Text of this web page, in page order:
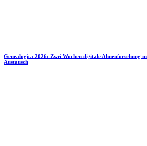
Genealogica 2026: Zwei Wochen digitale Ahnenforschung
Austausch